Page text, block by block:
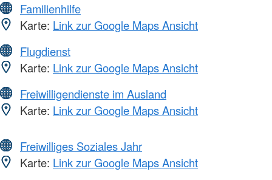
Familienhilfe
Karte: Link zur Google Maps Ansicht
Flugdienst
Karte: Link zur Google Maps Ansicht
Freiwilligendienste im Ausland
Karte: Link zur Google Maps Ansicht
Freiwilliges Soziales Jahr
Karte: Link zur Google Maps Ansicht